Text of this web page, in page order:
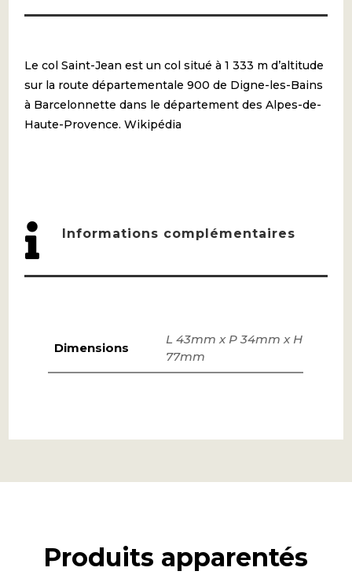
Le col Saint-Jean est un col situé à 1 333 m d’altitude
sur la route départementale 900 de Digne-les-Bains
à Barcelonnette dans le département des Alpes-de-
Haute-Provence. Wikipédia
 Informations complémentaires
Dimensions
L 43mm x P 34mm x H
77mm
Produits apparentés